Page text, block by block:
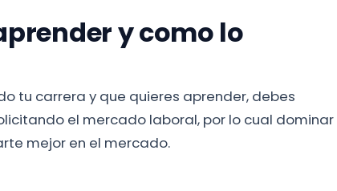
y como lo
tu carrera y que quieres aprender, debes
el mercado laboral, por lo cual dominar
mejor en el mercado.